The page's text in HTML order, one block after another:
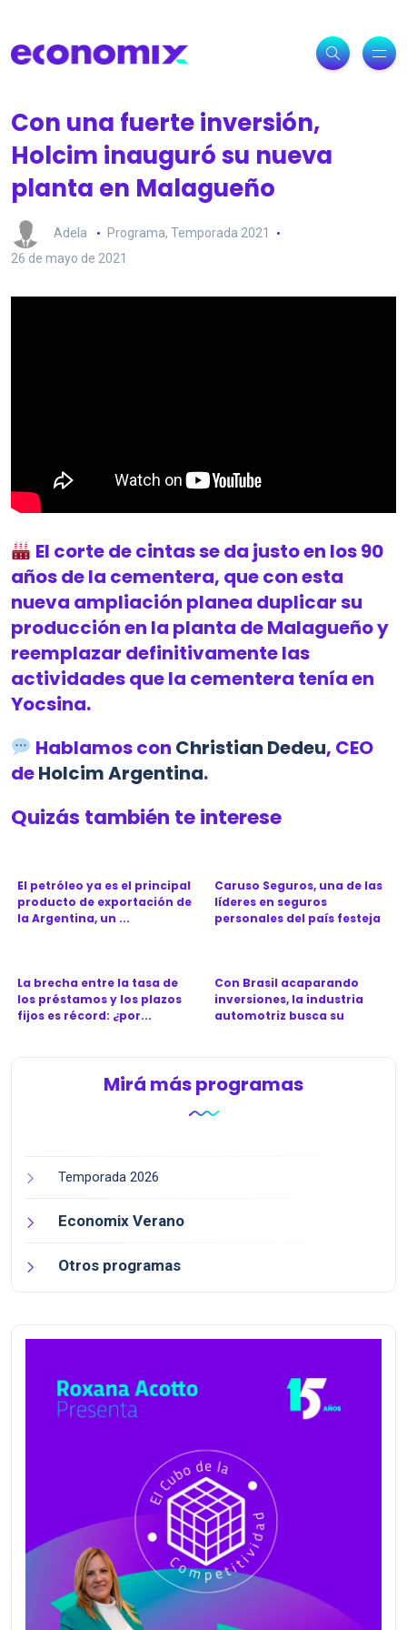
Con una fuerte inversión,
Holcim inauguró su nueva
planta en Malagueño
Adela Programa, Temporada 2021
26 de mayo de 2021
El corte de cintas se da justo en los 90
años de la cementera, que con esta
nueva ampliación planea duplicar su
producción en la planta de Malagueño y
reemplazar definitivamente las
actividades que la cementera tenía en
Yocsina.
Hablamos con Christian Dedeu, CEO
deHolcim Argentina.
Quizás también te interese
El petróleo ya es el principal
producto de exportación de
la Argentina, un ...
Caruso Seguros, una de las
líderes en seguros
personales del país festeja
La brecha entre la tasa de
los préstamos y los plazos
fijos es récord: ¿por...
Con Brasil acaparando
inversiones, la industria
automotriz busca su
Mirá más programas
Temporada 2026
Economix Verano
Otros programas